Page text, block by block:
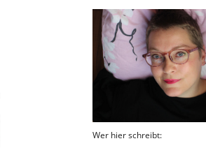
Wer hier schreibt: